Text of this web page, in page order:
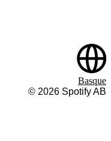
© 2026 Spotify AB
Basque